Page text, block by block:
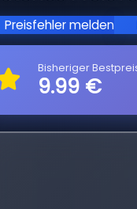
Preisfehler melden
Bisheriger
9.99 €